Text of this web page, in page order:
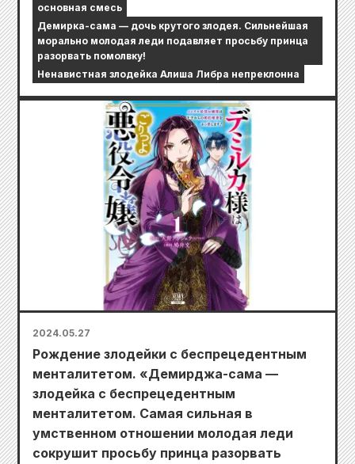
основная смесь
Демирка-сама — дочь крутого злодея. Сильнейшая
морально молодая леди подавляет просьбу принца
разорвать помолвку!
Ненавистная злодейка Алиша Либра непреклонна
2024.05.27
Рождение злодейки с беспрецедентным
менталитетом. «Демирджа-сама —
злодейка с беспрецедентным
менталитетом. Самая сильная в
умственном отношении молодая леди
сокрушит просьбу принца разорвать